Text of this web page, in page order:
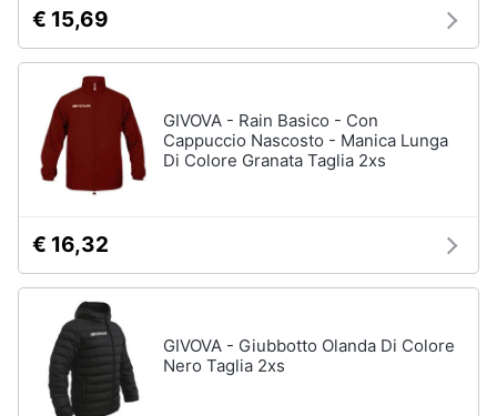
Smartwatch
Orologi
uomo
Orologi
donna
Vedi
tutti
Gioielli
Orecchini
Cavigliera
Collane
€ 15,69
GIVOVA - Rain Basico - Con
Cappuccio Nascosto - Manica Lunga
Di Colore Granata Taglia 2xs
€ 16,32
GIVOVA - Giubbotto Olanda Di Colore
Nero Taglia 2xs